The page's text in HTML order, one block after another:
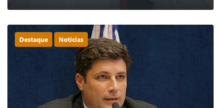
Destaque Notícias